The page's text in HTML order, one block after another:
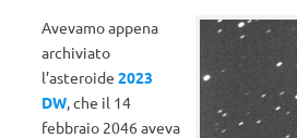
Avevamo appena
archiviato
l’asteroide 2023
DW, che il 14
febbraio 2046 aveva